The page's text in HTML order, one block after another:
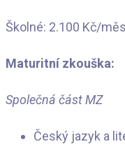
Školné: 2.100 Kč/
Maturitní zkouška:
Společná část MZ
Český jazyk a